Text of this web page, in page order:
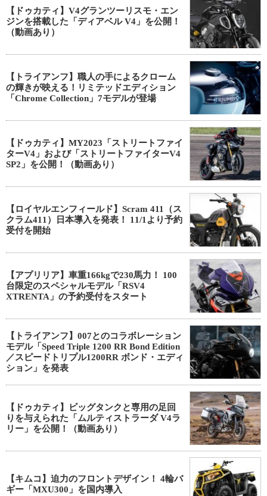
【ドゥカティ】V4グランツーリスモ・エン
ジンを搭載した「ディアベル V4」を公開！
（動画あり）
【トライアンフ】職人の手によるクローム
の輝きが映える！リミテッドエディション
「Chrome Collection」7モデルが登場
【ドゥカティ】MY2023「ストリートファイ
ターV4」および「ストリートファイターV4
SP2」を公開！（動画あり）
【ロイヤルエンフィールド】Scram 411（ス
クラム411）日本導入を発表！ 11/1より予約
受付を開始
【アプリリア】車重166kgで230馬力！ 100
台限定のスペシャルモデル「RSV4
XTRENTA」の予約受付をスタート
【トライアンフ】007とのコラボレーション
モデル「Speed Triple 1200 RR Bond Edition
／スピードトリプル1200RR ボンド・エディ
ション」を発表
【ドゥカティ】ビッグタンクと専用の足回
りを与えられた「ムルティストラーダ V4ラ
リー」を公開！（動画あり）
【キムコ】迫力のフロントデザイン！ 4輪バ
ギー「MXU300」を国内導入